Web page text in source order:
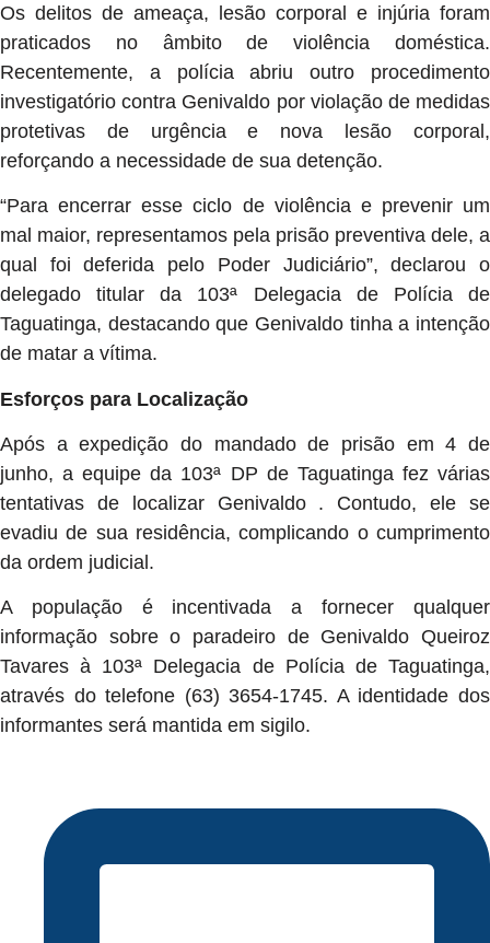
Os delitos de ameaça, lesão corporal e injúria foram
praticados no âmbito de violência doméstica.
Recentemente, a polícia abriu outro procedimento
investigatório contra Genivaldo por violação de medidas
protetivas de urgência e nova lesão corporal,
reforçando a necessidade de sua detenção.
“Para encerrar esse ciclo de violência e prevenir um
mal maior, representamos pela prisão preventiva dele, a
qual foi deferida pelo Poder Judiciário”, declarou o
delegado titular da 103ª Delegacia de Polícia de
Taguatinga, destacando que Genivaldo tinha a intenção
de matar a vítima.
Esforços para Localização
Após a expedição do mandado de prisão em 4 de
junho, a equipe da 103ª DP de Taguatinga fez várias
tentativas de localizar Genivaldo . Contudo, ele se
evadiu de sua residência, complicando o cumprimento
da ordem judicial.
A população é incentivada a fornecer qualquer
informação sobre o paradeiro de Genivaldo Queiroz
Tavares à 103ª Delegacia de Polícia de Taguatinga,
através do telefone (63) 3654-1745. A identidade dos
informantes será mantida em sigilo.